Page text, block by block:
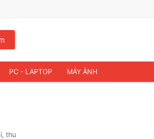
PC - LAPTOP MÁY ẢNH
thu